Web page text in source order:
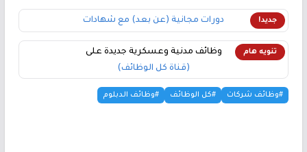
جديد! دورات مجانية (عن بعد) مع شهادات
تنويه هام
وظائف مدنية وعسكرية جديدة على
(قناة كل الوظائف)
#وظائف شركات #كل الوظائف #وظائف الدبلوم